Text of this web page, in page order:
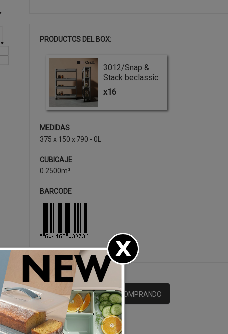
PRODUCTOS DEL BOX:
3012/Snap &
Stack beclassic
x16
MEDIDAS
375 x 150 x 790 - 0L
CUBICAJE
0.2500m³
BARCODE
SEGUIR COMPRANDO